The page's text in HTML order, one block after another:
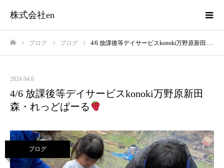
株式会社en
ブログ ブログ 4/6 放課後等デイサービスkonoki万野原新田 森・れっどぱーる
2024.04.6
4/6 放課後等デイサービスkonoki万野原新田
森・れっどぱーる
ブログ